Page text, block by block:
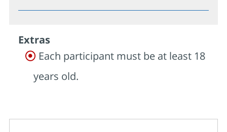
Extras
Each participant must be at least 18
years old.